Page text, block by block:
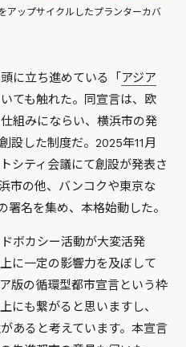
アップサイクルしたプランターカバ
に立ち進めている「 アジア
ても触れた。同宣言は、欧
組みにならい、横浜市の発
設した制度だ。2025年11月
シティ会議にて創設が発表さ
市の他、バンコクや東京な
署名を集め、本格始動した。
ボカシー活動が大変活発
に一定の影響力を及ぼして
版の循環型都市宣言という枠
にも繋がると思いますし、
あると考えています。本宣言